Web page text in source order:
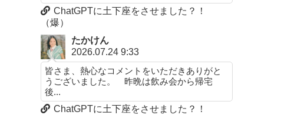
ChatGPTに土下座をさせました？！
（爆）
たかけん
2026.07.24 9:33
皆さま、熱心なコメントをいただきありがと
うございました。 昨晩は飲み会から帰宅
後...
ChatGPTに土下座をさせました？！